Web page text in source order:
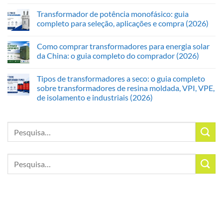
Transformador de potência monofásico: guia
completo para seleção, aplicações e compra (2026)
Como comprar transformadores para energia solar
da China: o guia completo do comprador (2026)
Tipos de transformadores a seco: o guia completo
sobre transformadores de resina moldada, VPI, VPE,
de isolamento e industriais (2026)